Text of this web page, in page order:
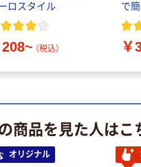
ロスタイル
208~ （税込）
で簡
リ
￥
商品を見た人は
オリジナル